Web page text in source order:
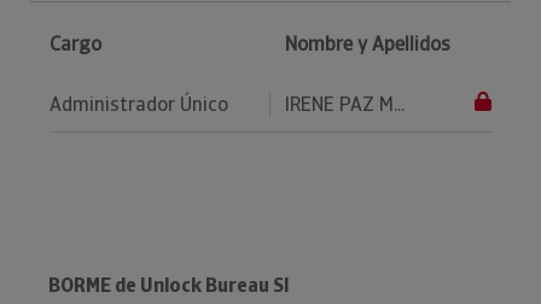
Cargo Nombre y Apellidos
Administrador Único IRENE PAZ M...
BORME de Unlock Bureau Sl